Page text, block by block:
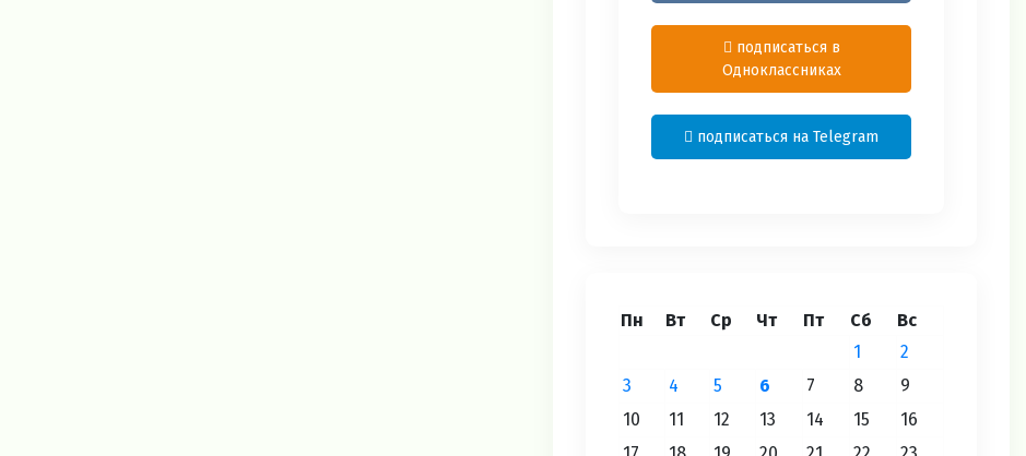
подписаться в
Одноклассниках
подписаться на Telegram
Пн Вт Ср Чт Пт Сб Вс
1
2
3
4 5 6 7 8
9
10
11 12 13 14 15
16